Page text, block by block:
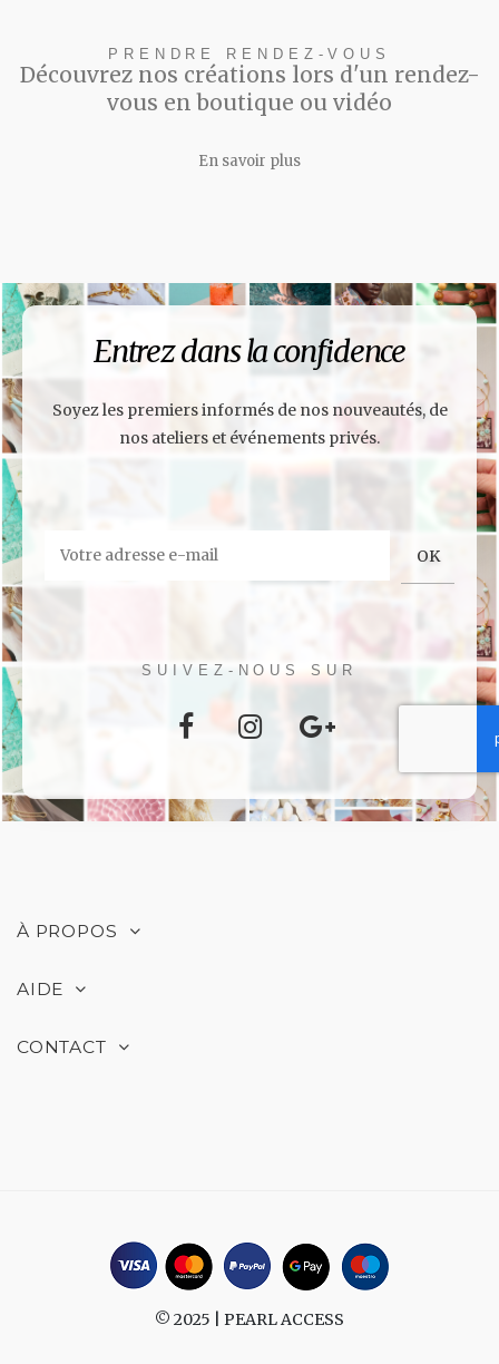
PRENDRE RENDEZ-VOUS
Découvrez nos créations lors d'un rendez-
vous en boutique ou vidéo
En savoir plus
Entrez dans la confidence
Soyez les premiers informés de nos nouveautés, de
nos ateliers et événements privés.
SUIVEZ-NOUS SUR
À PROPOS
AIDE
CONTACT
© 2025 | PEARL ACCESS